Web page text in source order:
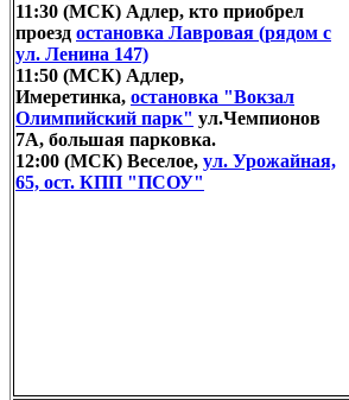
11:30 (МСК) Адлер, кто приобрел
проезд остановка Лавровая (рядом с
ул. Ленина 147)
11:50 (МСК) Адлер,
Имеретинка, остановка "Вокзал
Олимпийский парк" ул.Чемпионов
7А, большая парковка.
12:00 (МСК) Веселое, ул. Урожайная,
65, ост. КПП "ПСОУ"